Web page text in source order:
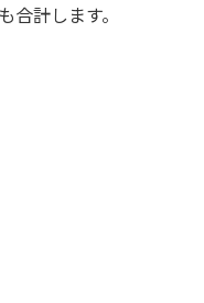
計します。